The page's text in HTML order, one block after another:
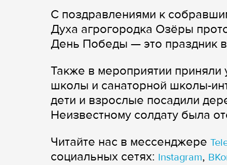
С поздравлениями к
Духа агрогородка Озёры
День Победы — это праздник
Также в мероприятии приняли
школы и санаторной школы-
дети и взрослые посадили
Неизвестному солдату была
Читайте нас в мессенджере
cоциальных сетях: Instagram,